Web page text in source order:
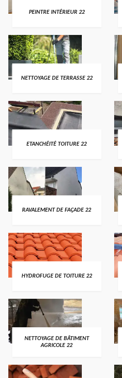
PEINTRE INTÉRIEUR 22
NETTOYAGE DE TERRASSE 22
ETANCHÉITÉ TOITURE 22
RAVALEMENT DE FAÇADE 22
HYDROFUGE DE TOITURE 22
NETTOYAGE DE BÂTIMENT
AGRICOLE 22